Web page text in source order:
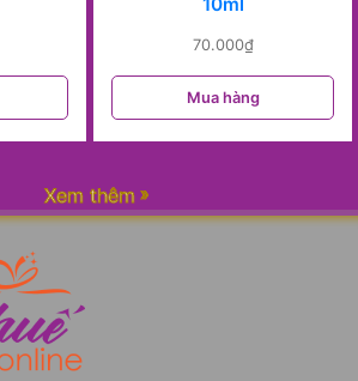
70.000₫
Mua hàng
Xem thêm